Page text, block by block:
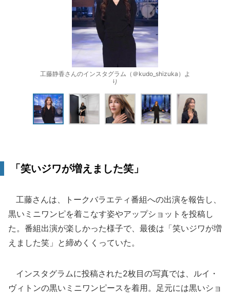
工藤静香さんのインスタグラム（＠kudo_shizuka）よ
り
「笑いジワが増えました笑」
工藤さんは、トークバラエティ番組への出演を報告し、
黒いミニワンピを着こなす姿やアップショットを投稿し
た。番組出演が楽しかった様子で、最後は「笑いジワが増
えました笑」と締めくくっていた。
インスタグラムに投稿された2枚目の写真では、ルイ・
ヴィトンの黒いミニワンピースを着用。足元には黒いショ